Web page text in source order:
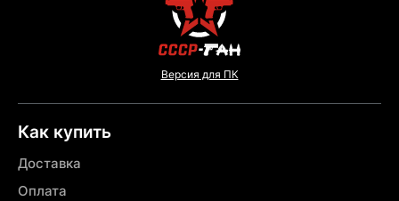
Версия для ПК
Как купить
Доставка
Оплата